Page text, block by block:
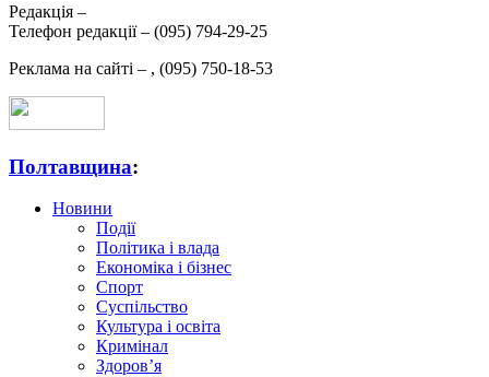
Редакція –
Телефон редакції – (095) 794-29-25
Реклама на сайті – , (095) 750-18-53
Полтавщина:
Новини
Події
Політика і влада
Економіка і бізнес
Спорт
Суспільство
Культура і освіта
Кримінал
Здоров’я